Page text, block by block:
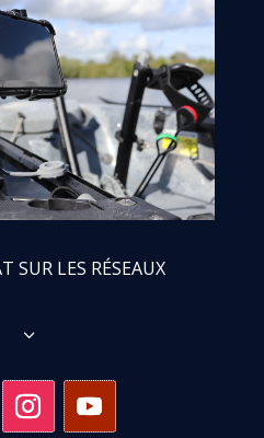
SUR LES RÉSEAUX
3